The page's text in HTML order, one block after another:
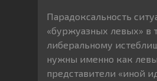
Парадоксальность
«буржуазных левых» в
либеральному
нужны именно как
представители «иной